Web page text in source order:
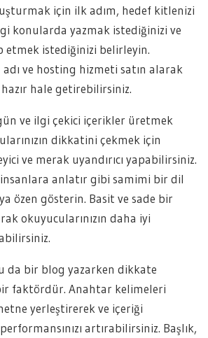
için ilk adım, hedef kitlenizi
konularda yazmak istediğinizi ve
etmek istediğinizi belirleyin.
ve hosting hizmeti satın alarak
hale getirebilirsiniz.
ve ilgi çekici içerikler üretmek
dikkatini çekmek için
ve merak uyandırıcı yapabilirsiniz.
insanlara anlatır gibi samimi bir dil
özen gösterin. Basit ve sade bir
okuyucularınızın daha iyi
da bir blog yazarken dikkate
faktördür. Anahtar kelimeleri
yerleştirerek ve içeriği
artırabilirsiniz. Başlık,